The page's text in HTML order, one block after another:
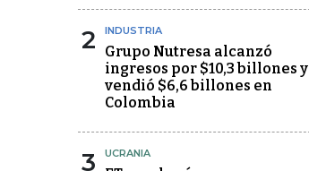
2 INDUSTRIA
Grupo Nutresa alcanzó
ingresos por $10,3 billones y
vendió $6,6 billones en
Colombia
3 UCRANIA